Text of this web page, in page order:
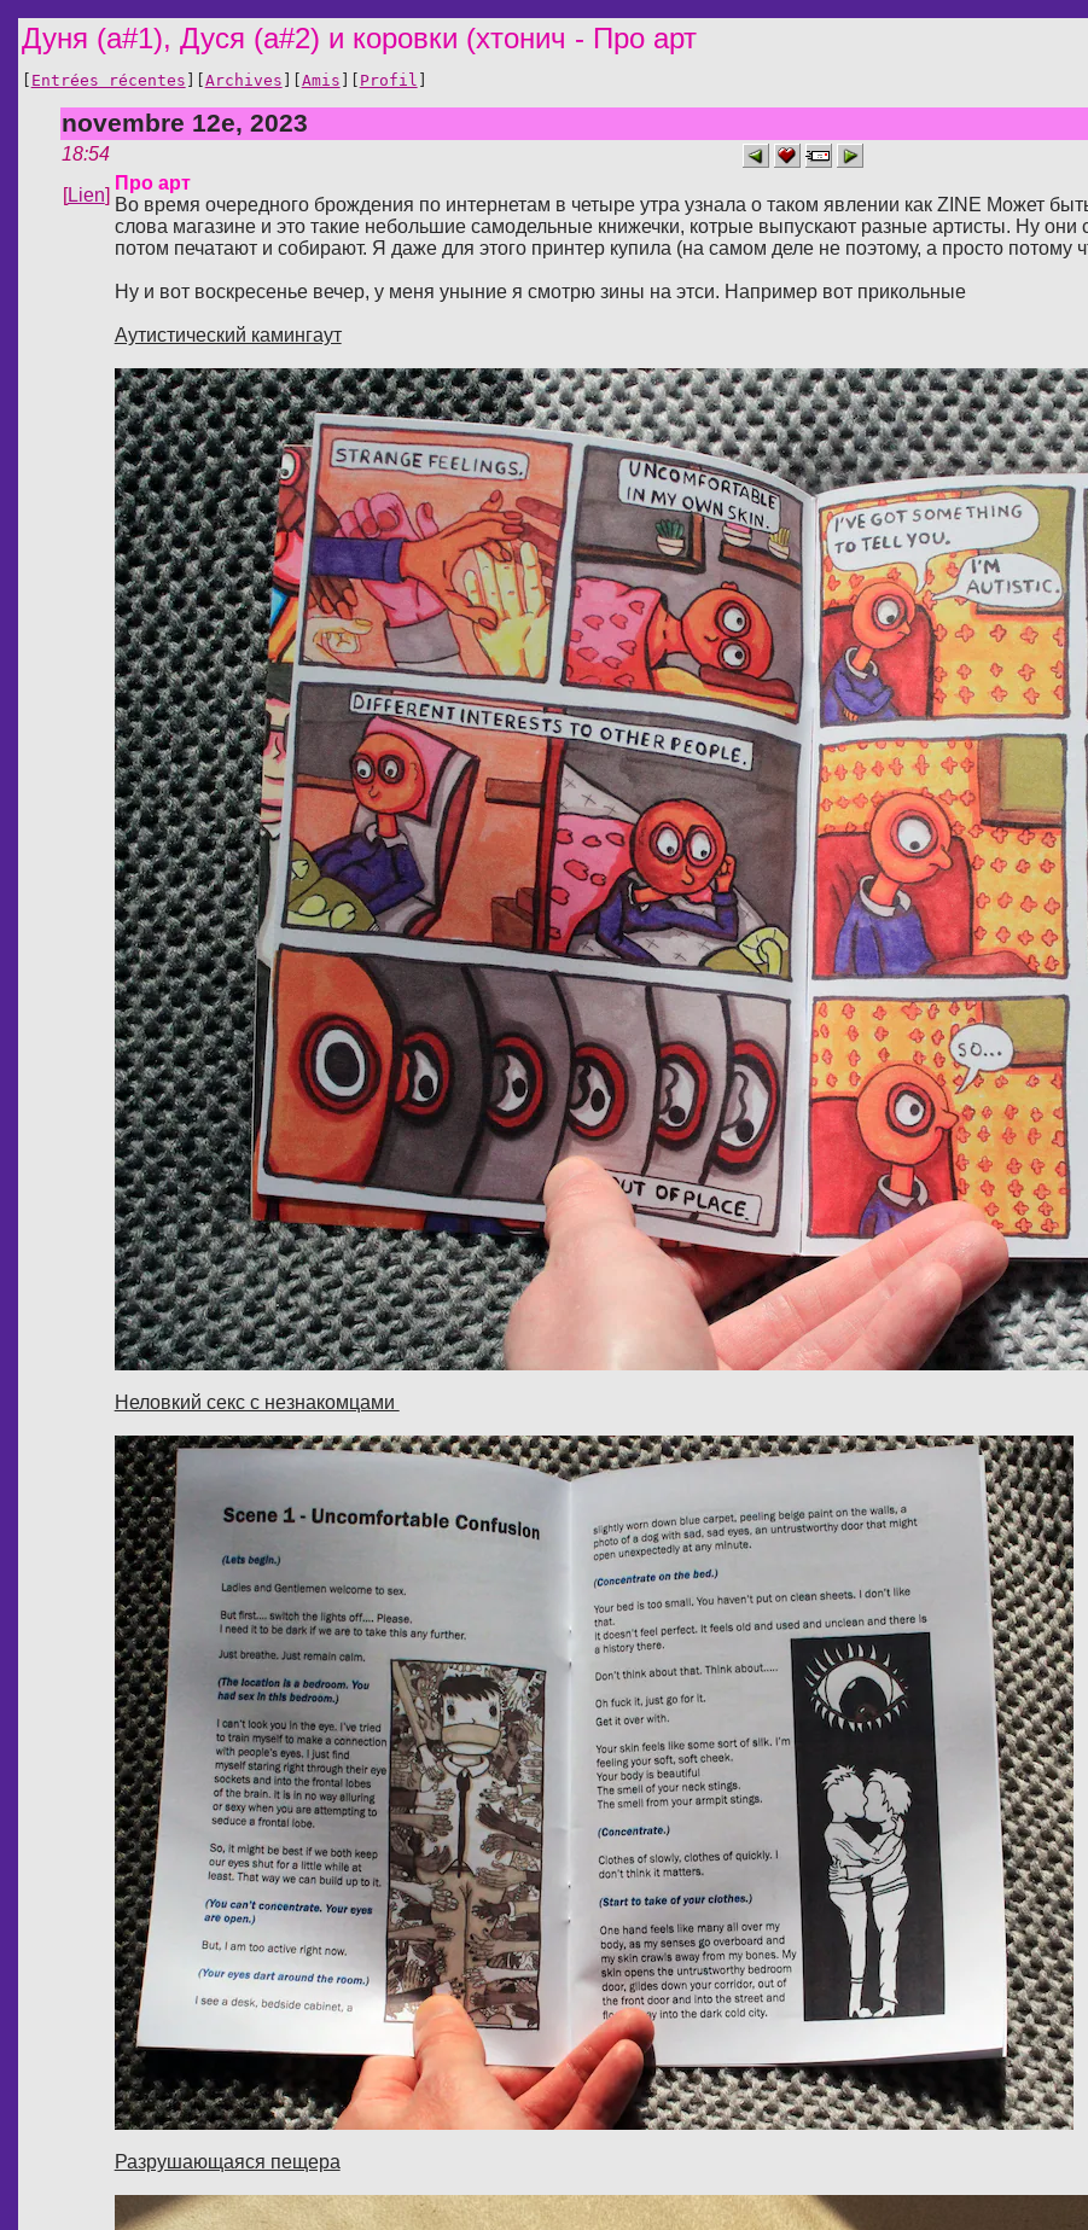
Дуня (а#1), Дуся (а#2) и коровки (хтонич - Про арт
[ Entrées récentes ][Archives ][Amis ][ Profil ]
novembre 12e, 2023
18:54
[Lien]
Про арт
Во время очередного брождения по интернетам в четыре утра узнала о таком явлении как ZINE Может
слова магазине и это такие небольшие самодельные книжечки, котрые выпускают разные артисты. Ну они
потом печатают и собирают. Я даже для этого принтер купила (на самом деле не поэтому, а просто потому
Ну и вот воскресенье вечер, у меня уныние я смотрю зины на этси. Например вот прикольные
Аутистический камингаут
Неловкий секс с незнакомцами
Разрушающаяся пещера